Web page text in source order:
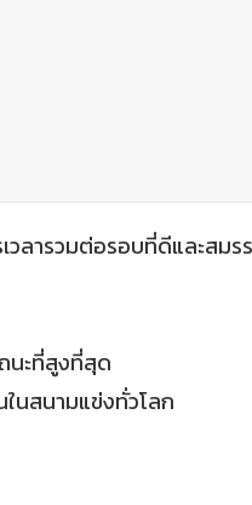
ารวมต่อรอบที่ดีและสมร
นะที่สูงที่สุด
นสนามแข่งทั่วโลก